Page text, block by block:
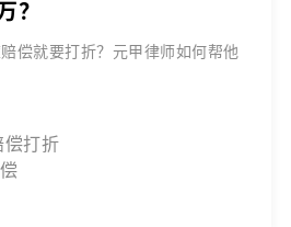
？
偿就要打折？元甲律师如何帮他
打折